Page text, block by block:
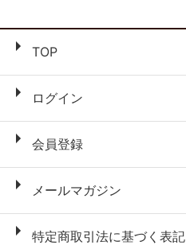
TOP
ログイン
会員登録
メールマガジン
特定商取引法に基づく表記